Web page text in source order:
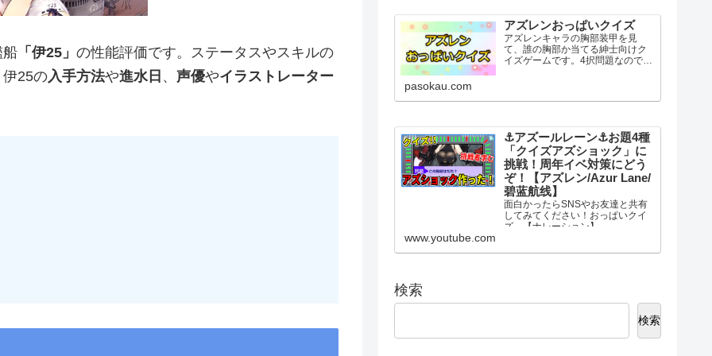
船 「伊25」 の性能評価です。ステータスやスキルの
25の入手方法や進水日 、 声優やイラストレーター
えてください。最後に表示さ...
アズレンおっぱいクイズ
アズレンキャラの胸部装甲を見
て、誰の胸部か当てる紳士向けク
イズゲームです。4択問題なのでお
秒後にスタート。選択肢には似た
pasokau.com
⚓️アズールレーン⚓️お題4種
「クイズアズショック」に
挑戦！周年イベ対策にどう
ぞ！【アズレン/Azur Lane/
碧蓝航线】
面白かったらSNSやお友達と共有
してみてください！おっぱいクイ
ズ→【ナレーション】
www.youtube.com
検索
検索